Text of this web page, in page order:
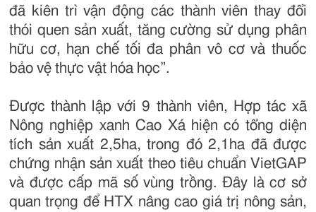
đã kiên trì vận động các thành viên thay đổi
thói quen sản xuất, tăng cường sử dụng phân
hữu cơ, hạn chế tối đa phân vô cơ và thuốc
bảo vệ thực vật hóa học”.
Được thành lập với 9 thành viên, Hợp tác xã
Nông nghiệp xanh Cao Xá hiện có tổng diện
tích sản xuất 2,5ha, trong đó 2,1ha đã được
chứng nhận sản xuất theo tiêu chuẩn VietGAP
và được cấp mã số vùng trồng. Đây là cơ sở
quan trọng để HTX nâng cao giá trị nông sản,